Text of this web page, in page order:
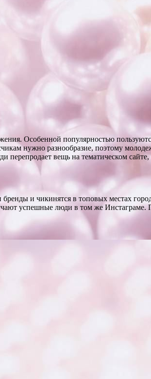
Особенной популярностью
нужно разнообразие, поэтому
вещь на тематическом
и чикинятся в топовых местах
успешные люди в том же Инстаграме.